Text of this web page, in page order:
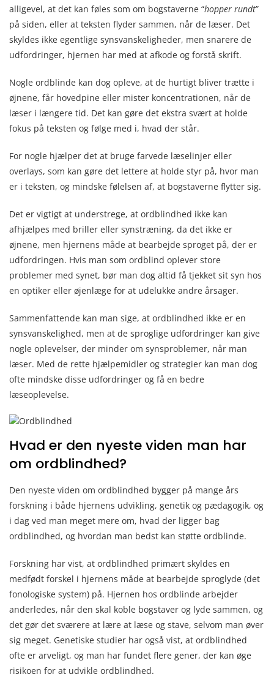
alligevel, at det kan føles som om bogstaverne “hopper rundt”
på siden, eller at teksten flyder sammen, når de læser. Det
skyldes ikke egentlige synsvanskeligheder, men snarere de
udfordringer, hjernen har med at afkode og forstå skrift.
Nogle ordblinde kan dog opleve, at de hurtigt bliver trætte i
øjnene, får hovedpine eller mister koncentrationen, når de
læser i længere tid. Det kan gøre det ekstra svært at holde
fokus på teksten og følge med i, hvad der står.
For nogle hjælper det at bruge farvede læselinjer eller
overlays, som kan gøre det lettere at holde styr på, hvor man
er i teksten, og mindske følelsen af, at bogstaverne flytter sig.
Det er vigtigt at understrege, at ordblindhed ikke kan
afhjælpes med briller eller synstræning, da det ikke er
øjnene, men hjernens måde at bearbejde sproget på, der er
udfordringen. Hvis man som ordblind oplever store
problemer med synet, bør man dog altid få tjekket sit syn hos
en optiker eller øjenlæge for at udelukke andre årsager.
Sammenfattende kan man sige, at ordblindhed ikke er en
synsvanskelighed, men at de sproglige udfordringer kan give
nogle oplevelser, der minder om synsproblemer, når man
læser. Med de rette hjælpemidler og strategier kan man dog
ofte mindske disse udfordringer og få en bedre
læseoplevelse.
Hvad er den nyeste viden man har
om ordblindhed?
Den nyeste viden om ordblindhed bygger på mange års
forskning i både hjernens udvikling, genetik og pædagogik, og
i dag ved man meget mere om, hvad der ligger bag
ordblindhed, og hvordan man bedst kan støtte ordblinde.
Forskning har vist, at ordblindhed primært skyldes en
medfødt forskel i hjernens måde at bearbejde sproglyde (det
fonologiske system) på. Hjernen hos ordblinde arbejder
anderledes, når den skal koble bogstaver og lyde sammen, og
det gør det sværere at lære at læse og stave, selvom man øver
sig meget. Genetiske studier har også vist, at ordblindhed
ofte er arveligt, og man har fundet flere gener, der kan øge
risikoen for at udvikle ordblindhed.